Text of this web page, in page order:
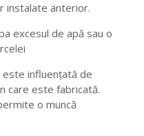
instalate anterior.
excesul de apă sau o
influențată de
care este fabricată.
o muncă